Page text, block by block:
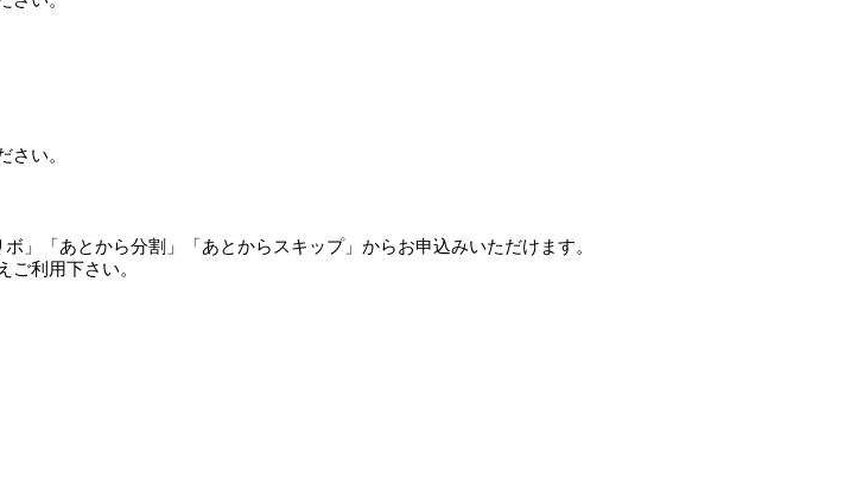
い。
「あとから分割」「あとからスキップ」からお申込みいただけます。
利用下さい。